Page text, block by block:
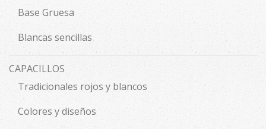
Base Gruesa
Blancas sencillas
CAPACILLOS
Tradicionales rojos y blancos
Colores y diseños